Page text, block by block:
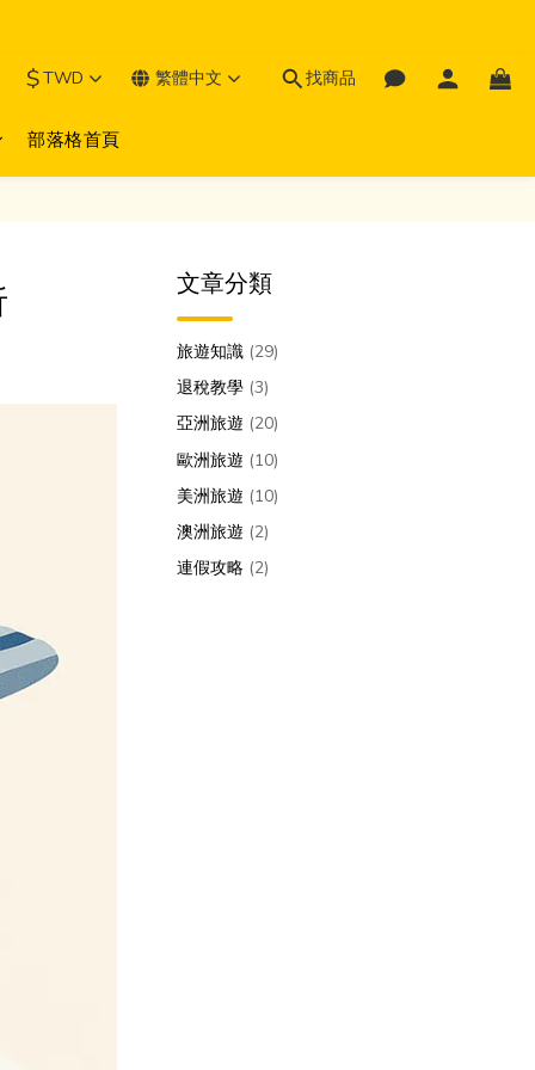
$TWD 繁體中文 找商品
部落格首頁
文章分類
旅遊知識 (29)
退稅教學 (3)
亞洲旅遊 (20)
歐洲旅遊 (10)
美洲旅遊 (10)
澳洲旅遊 (2)
連假攻略 (2)